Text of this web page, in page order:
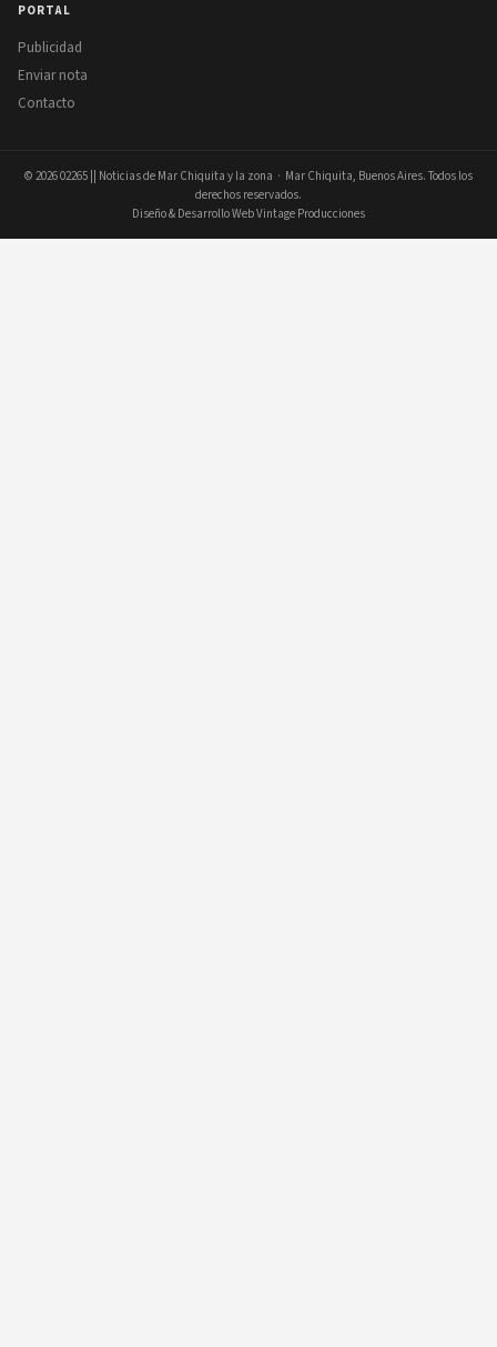
PORTAL
Publicidad
Enviar nota
Contacto
© 202602265 || Noticias de Mar Chiquita y la zona · Mar Chiquita, Buenos Aires. Todos los
derechos reservados.
Diseño & Desarrollo Web Vintage Producciones